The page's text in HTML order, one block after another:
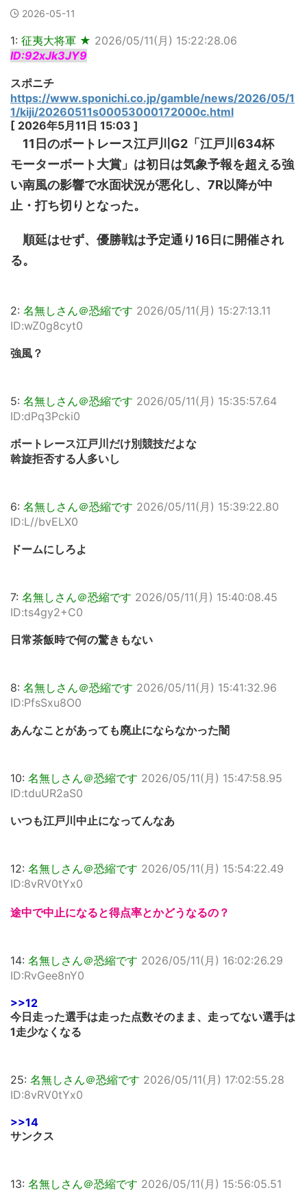
2026-05-11
1: 征夷大将軍 ★ 2026/05/11(月) 15:22:28.06
ID:92xJk3JY9
スポニチ
https://www.sponichi.co.jp/gamble/news/2026/05/1
1/kiji/20260511s00053000172000c.html
[ 2026年5月11日 15:03 ]
11日のボートレース江戸川G2「江戸川634杯
モーターボート大賞」は初日は気象予報を超える強
い南風の影響で水面状況が悪化し、7R以降が中
止・打ち切りとなった。
順延はせず、優勝戦は予定通り16日に開催され
る。
2: 名無しさん＠恐縮です 2026/05/11(月) 15:27:13.11
ID:wZ0g8cyt0
強風？
5: 名無しさん＠恐縮です 2026/05/11(月) 15:35:57.64
ID:dPq3Pcki0
ボートレース江戸川だけ別競技だよな
斡旋拒否する人多いし
6: 名無しさん＠恐縮です 2026/05/11(月) 15:39:22.80
ID:L//bvELX0
ドームにしろよ
7: 名無しさん＠恐縮です 2026/05/11(月) 15:40:08.45
ID:ts4gy2+C0
日常茶飯時で何の驚きもない
8: 名無しさん＠恐縮です 2026/05/11(月) 15:41:32.96
ID:PfsSxu8O0
あんなことがあっても廃止にならなかった闇
10: 名無しさん＠恐縮です 2026/05/11(月) 15:47:58.95
ID:tduUR2aS0
いつも江戸川中止になってんなあ
12: 名無しさん＠恐縮です 2026/05/11(月) 15:54:22.49
ID:8vRV0tYx0
途中で中止になると得点率とかどうなるの？
14: 名無しさん＠恐縮です 2026/05/11(月) 16:02:26.29
ID:RvGee8nY0
>>12
今日走った選手は走った点数そのまま、走ってない選手は
1走少なくなる
25: 名無しさん＠恐縮です 2026/05/11(月) 17:02:55.28
ID:8vRV0tYx0
>>14
サンクス
13: 名無しさん＠恐縮です 2026/05/11(月) 15:56:05.51